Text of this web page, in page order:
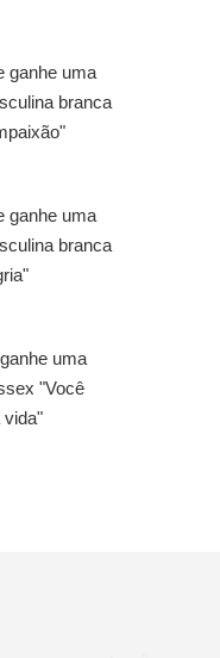
ganhe uma
branca
ganhe uma
branca
uma
"Você
vida"